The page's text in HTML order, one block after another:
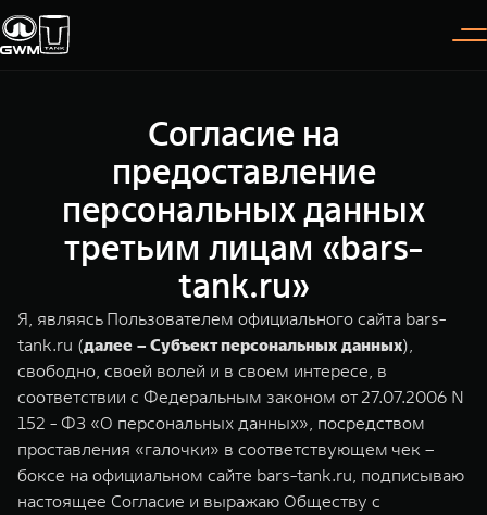
Модели
TANK 300
Следуй за открытиями
от 3 999 000 ₽
TANK 400
За пределы возможного
от 5 599 000 ₽
Покупателям
ВЫБОР АВТОМОБИЛЯ
Спецпредложения
Тест-драйв
Зарядные станции
Проверено TANK
ПОКУПКА АВТОМОБИЛЯ
Владельцам
ГАРАНТИЯ И ПОДДЕРЖКА
Гарантия
СЕРВИС
Калькулятор ТО
Нулевое ТО
Сервис
О дилере
ИНФОРМАЦИЯ
GWM ТЕХ ДЕНЬ
Новости
Согласие на
предоставление
персональных данных
третьим лицам «bars-
tank.ru»
Я, являясь Пользователем официального сайта bars-
tank.ru (далее – Субъект персональных данных),
свободно, своей волей и в своем интересе, в
соответствии с Федеральным законом от 27.07.2006 N
152 - ФЗ «О персональных данных», посредством
проставления «галочки» в соответствующем чек –
боксе на официальном сайте bars-tank.ru, подписываю
настоящее Согласие и выражаю Обществу с